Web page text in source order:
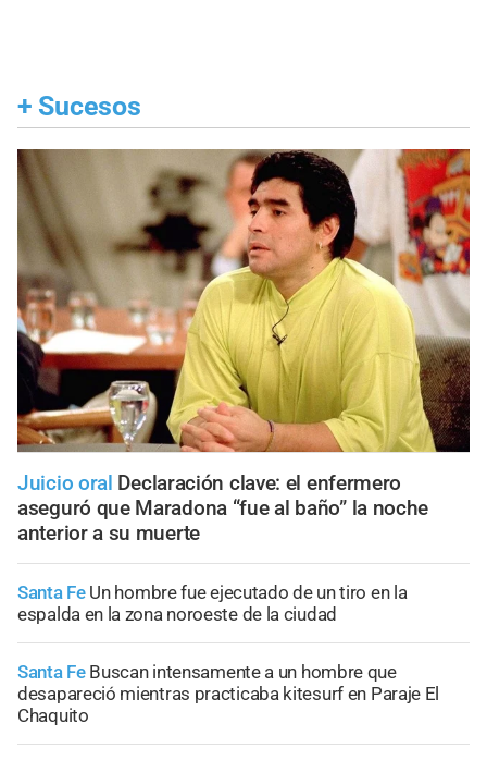
+ Sucesos
Juicio oral Declaración clave: el enfermero
aseguró que Maradona “fue al baño” la noche
anterior a su muerte
Santa Fe Un hombre fue ejecutado de un tiro en la
espalda en la zona noroeste de la ciudad
Santa Fe Buscan intensamente a un hombre que
desapareció mientras practicaba kitesurf en Paraje El
Chaquito